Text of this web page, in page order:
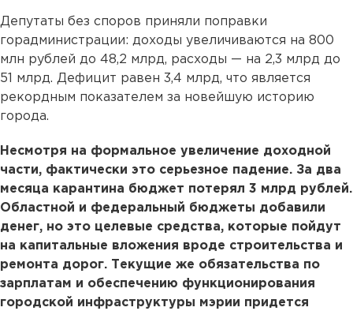
Депутаты без споров приняли поправки
горадминистрации: доходы увеличиваются на 800
млн рублей до 48,2 млрд, расходы — на 2,3 млрд до
51 млрд. Дефицит равен 3,4 млрд, что является
рекордным показателем за новейшую историю
города.
Несмотря на формальное увеличение доходной
части, фактически это серьезное падение. За два
месяца карантина бюджет потерял 3 млрд рублей.
Областной и федеральный бюджеты добавили
денег, но это целевые средства, которые пойдут
на капитальные вложения вроде строительства и
ремонта дорог. Текущие же обязательства по
зарплатам и обеспечению функционирования
городской инфраструктуры мэрии придется